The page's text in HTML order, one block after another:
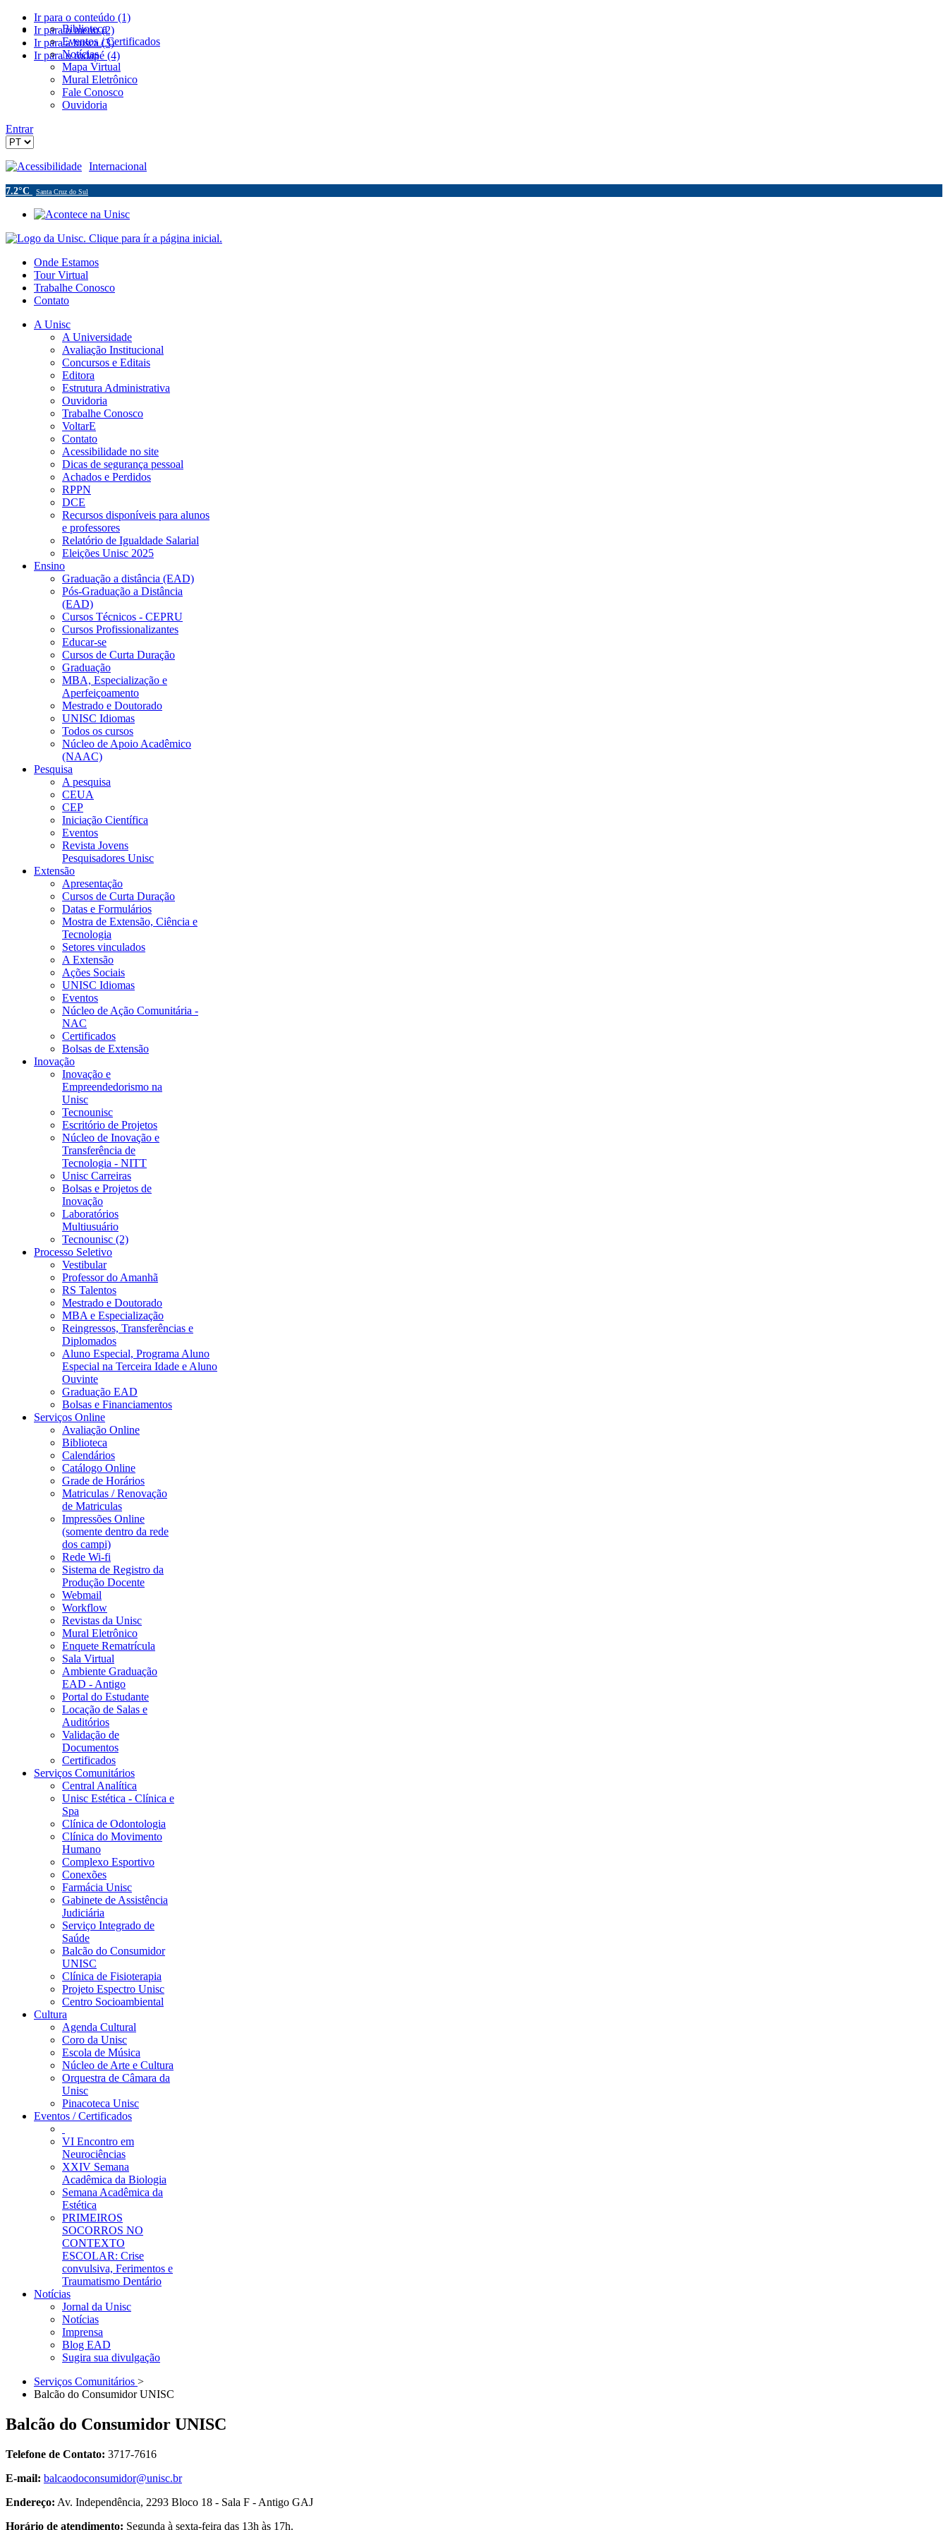
Ir para o conteúdo (1)
Ir para o menu (2)
Ir para a busca (3)
Ir para o rodapé (4)
Biblioteca
Eventos / Certificados
Notícias
Mapa Virtual
Mural Eletrônico
Fale Conosco
Ouvidoria
Entrar
Acessibilidade Internacional
7.2°C Santa Cruz do Sul
Onde Estamos
Tour Virtual
Trabalhe Conosco
Contato
A Unisc
A Universidade
Avaliação Institucional
Concursos e Editais
Editora
Estrutura Administrativa
Ouvidoria
Trabalhe Conosco
VoltarE
Contato
Acessibilidade no site
Dicas de segurança pessoal
Achados e Perdidos
RPPN
DCE
Recursos disponíveis para alunos
e professores
Relatório de Igualdade Salarial
Eleições Unisc 2025
Ensino
Graduação a distância (EAD)
Pós-Graduação a Distância
(EAD)
Cursos Técnicos - CEPRU
Cursos Profissionalizantes
Educar-se
Cursos de Curta Duração
Graduação
MBA, Especialização e
Aperfeiçoamento
Mestrado e Doutorado
UNISC Idiomas
Todos os cursos
Núcleo de Apoio Acadêmico
(NAAC)
Pesquisa
A pesquisa
CEUA
CEP
Iniciação Científica
Eventos
Revista Jovens
Pesquisadores Unisc
Extensão
Apresentação
Cursos de Curta Duração
Datas e Formulários
Mostra de Extensão, Ciência e
Tecnologia
Setores vinculados
A Extensão
Ações Sociais
UNISC Idiomas
Eventos
Núcleo de Ação Comunitária -
NAC
Certificados
Bolsas de Extensão
Inovação
Inovação e
Empreendedorismo na
Unisc
Tecnounisc
Escritório de Projetos
Núcleo de Inovação e
Transferência de
Tecnologia - NITT
Unisc Carreiras
Bolsas e Projetos de
Inovação
Laboratórios
Multiusuário
Tecnounisc (2)
Processo Seletivo
Vestibular
Professor do Amanhã
RS Talentos
Mestrado e Doutorado
MBA e Especialização
Reingressos, Transferências e
Diplomados
Aluno Especial, Programa Aluno
Especial na Terceira Idade e Aluno
Ouvinte
Graduação EAD
Bolsas e Financiamentos
Serviços Online
Avaliação Online
Biblioteca
Calendários
Catálogo Online
Grade de Horários
Matriculas / Renovação
de Matriculas
Impressões Online
(somente dentro da rede
dos campi)
Rede Wi-fi
Sistema de Registro da
Produção Docente
Webmail
Workflow
Revistas da Unisc
Mural Eletrônico
Enquete Rematrícula
Sala Virtual
Ambiente Graduação
EAD - Antigo
Portal do Estudante
Locação de Salas e
Auditórios
Validação de
Documentos
Certificados
Serviços Comunitários
Central Analítica
Unisc Estética - Clínica e
Spa
Clínica de Odontologia
Clínica do Movimento
Humano
Complexo Esportivo
Conexões
Farmácia Unisc
Gabinete de Assistência
Judiciária
Serviço Integrado de
Saúde
Balcão do Consumidor
UNISC
Clínica de Fisioterapia
Projeto Espectro Unisc
Centro Socioambiental
Cultura
Agenda Cultural
Coro da Unisc
Escola de Música
Núcleo de Arte e Cultura
Orquestra de Câmara da
Unisc
Pinacoteca Unisc
Eventos / Certificados
VI Encontro em
Neurociências
XXIV Semana
Acadêmica da Biologia
Semana Acadêmica da
Estética
PRIMEIROS
SOCORROS NO
CONTEXTO
ESCOLAR: Crise
convulsiva, Ferimentos e
Traumatismo Dentário
Notícias
Jornal da Unisc
Notícias
Imprensa
Blog EAD
Sugira sua divulgação
Serviços Comunitários >
Balcão do Consumidor UNISC
Balcão do Consumidor UNISC
Telefone de Contato: 3717-7616
E-mail: balcaodoconsumidor@unisc.br
Endereço: Av. Independência, 2293 Bloco 18 - Sala F - Antigo GAJ
Horário de atendimento: Segunda à sexta-feira das 13h às 17h.